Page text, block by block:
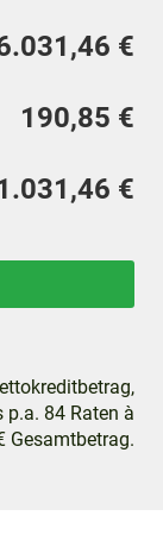
€
190,85 €
€
p.a. 84 Raten à
Gesamtbetrag.